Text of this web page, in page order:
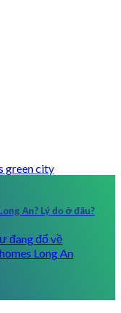
An? Lý do ở đâu?
đang đổ về
Long An